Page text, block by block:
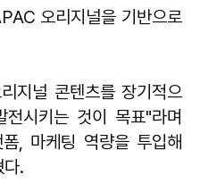
오리지널을 기반으로
지널 콘텐츠를 장기적으
시키는 것이 목표"라며
, 마케팅 역량을 투입해
.